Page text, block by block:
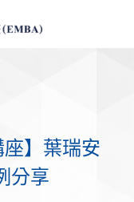
座】葉瑞安
分享